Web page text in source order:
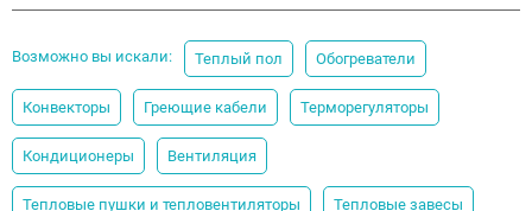
Возможно вы искали: Теплый пол Обогреватели
Конвекторы Греющие кабели Терморегуляторы
Кондиционеры Вентиляция
Тепловые пушки и тепловентиляторы Тепловые завесы